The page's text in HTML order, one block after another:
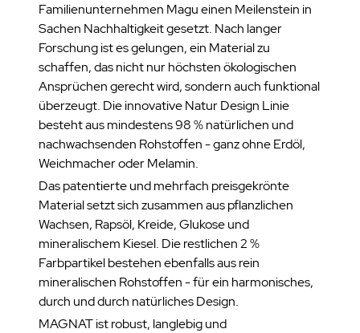
Familienunternehmen Magu einen Meilenstein in
Sachen Nachhaltigkeit gesetzt. Nach langer
Forschung ist es gelungen, ein Material zu
schaffen, das nicht nur höchsten ökologischen
Ansprüchen gerecht wird, sondern auch funktional
überzeugt. Die innovative Natur Design Linie
besteht aus mindestens 98 % natürlichen und
nachwachsenden Rohstoffen - ganz ohne Erdöl,
Weichmacher oder Melamin.
Das patentierte und mehrfach preisgekrönte
Material setzt sich zusammen aus pflanzlichen
Wachsen, Rapsöl, Kreide, Glukose und
mineralischem Kiesel. Die restlichen 2 %
Farbpartikel bestehen ebenfalls aus rein
mineralischen Rohstoffen - für ein harmonisches,
durch und durch natürliches Design.
MAGNAT ist robust, langlebig und